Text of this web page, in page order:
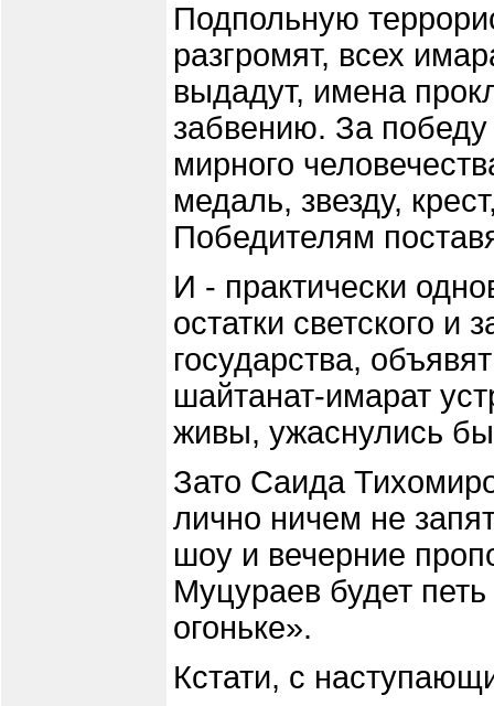
Подпольную
разгромят, всех
выдадут, имена
забвению. За
мирного
медаль, звезду,
Победителям
И - практически
остатки светского и
государства,
шайтанат-имарат
живы, ужаснулись
Зато Саида
лично ничем не
шоу и вечерние
Муцураев будет
огоньке».
Кстати, с